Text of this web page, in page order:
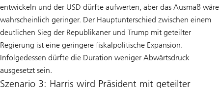
entwickeln und der USD dürfte aufwerten, aber das Ausmaß wäre
wahrscheinlich geringer. Der Hauptunterschied zwischen einem
deutlichen Sieg der Republikaner und Trump mit geteilter
Regierung ist eine geringere fiskalpolitische Expansion.
Infolgedessen dürfte die Duration weniger Abwärtsdruck
ausgesetzt sein.
Szenario 3: Harris wird Präsident mit geteilter